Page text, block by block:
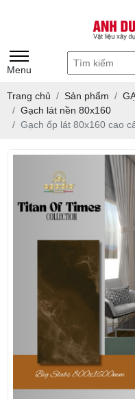
Menu
Trang chủ Sản phẩm
Gạch lát nền 80x160
Gạch ốp lát 80x160 cao